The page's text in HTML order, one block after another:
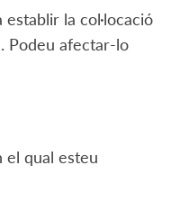
la col·locació
Podeu afectar-lo
el qual esteu